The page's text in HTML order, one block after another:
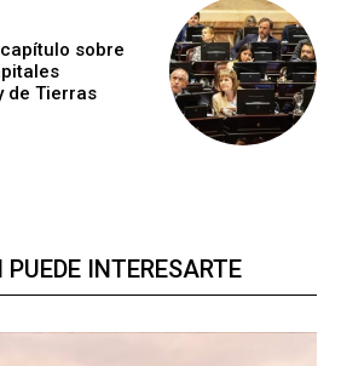
sobre
de Tierras
INTERESARTE